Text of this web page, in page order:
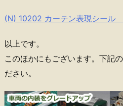
(N) 10202 カーテン表現シール
以上です。
このほかにもございます。下記
ださい。